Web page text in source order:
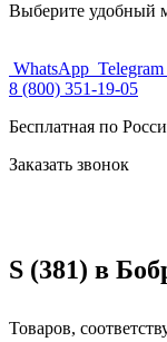
Выберите удобный
WhatsApp Telegram
8 (800) 351-19-05
Бесплатная по
Заказать звонок
S (381) в
Товаров,